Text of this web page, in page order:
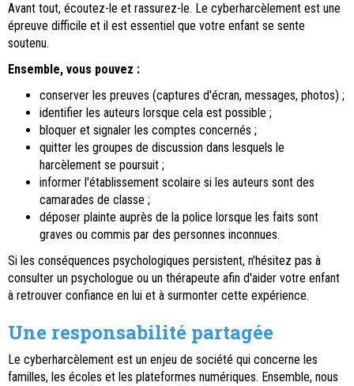
Avant tout, écoutez-le et rassurez-le. Le cyberharcèlement est une
épreuve difficile et il est essentiel que votre enfant se sente
soutenu.
Ensemble, vous pouvez :
conserver les preuves (captures d'écran, messages, photos) ;
identifier les auteurs lorsque cela est possible ;
bloquer et signaler les comptes concernés ;
quitter les groupes de discussion dans lesquels le
harcèlement se poursuit ;
informer l'établissement scolaire si les auteurs sont des
camarades de classe ;
déposer plainte auprès de la police lorsque les faits sont
graves ou commis par des personnes inconnues.
Si les conséquences psychologiques persistent, n'hésitez pas à
consulter un psychologue ou un thérapeute afin d'aider votre enfant
à retrouver confiance en lui et à surmonter cette expérience.
Une responsabilité partagée
Le cyberharcèlement est un enjeu de société qui concerne les
familles, les écoles et les plateformes numériques. Ensemble, nous